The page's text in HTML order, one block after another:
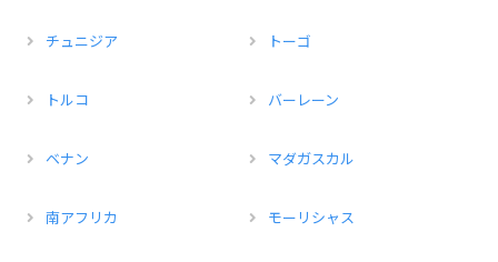
チュニジア トーゴ
トルコ バーレーン
ベナン マダガスカル
南アフリカ モーリシャス